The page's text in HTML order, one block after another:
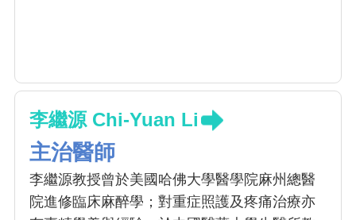
李繼源 Chi-Yuan Li
主治醫師
李繼源教授曾於美國哈佛大學醫學院麻州總醫
院進修臨床麻醉學；對重症照護及疼痛治療亦